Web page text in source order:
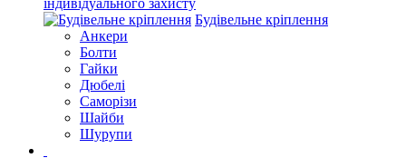
індивідуального захисту
Будівельне кріплення
Анкери
Болти
Гайки
Дюбелі
Саморізи
Шайби
Шурупи